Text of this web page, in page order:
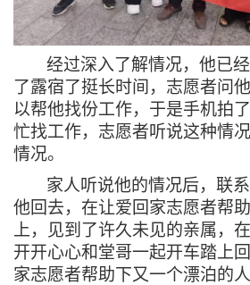
经过深入了解情况，他已
了露宿了挺长时间，志愿者问
以帮他找份工作，于是手机拍
忙找工作， 志愿者听说这种情
情况。
家人听说他的情况后，联
他回去，在让爱回家志愿者帮
上，见到了许久未见的亲属，
开开心心和堂哥一起开车踏上
家志愿者帮助下又一个漂泊的